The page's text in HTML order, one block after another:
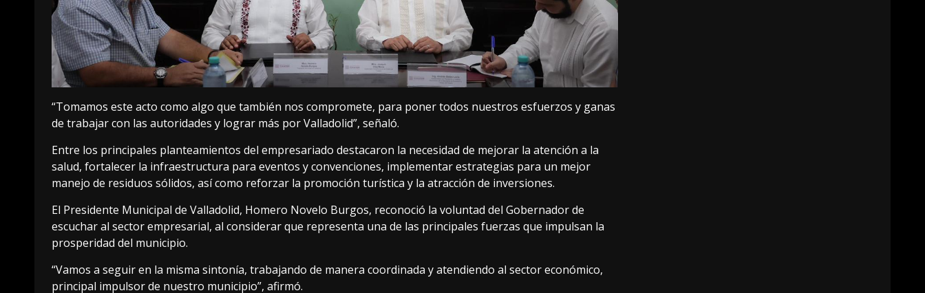
“Tomamos este acto como algo que también nos compromete, para poner todos nuestros esfuerzos y ganas
de trabajar con las autoridades y lograr más por Valladolid”, señaló.
Entre los principales planteamientos del empresariado destacaron la necesidad de mejorar la atención a la
salud, fortalecer la infraestructura para eventos y convenciones, implementar estrategias para un mejor
manejo de residuos sólidos, así como reforzar la promoción turística y la atracción de inversiones.
El Presidente Municipal de Valladolid, Homero Novelo Burgos, reconoció la voluntad del Gobernador de
escuchar al sector empresarial, al considerar que representa una de las principales fuerzas que impulsan la
prosperidad del municipio.
“Vamos a seguir en la misma sintonía, trabajando de manera coordinada y atendiendo al sector económico,
principal impulsor de nuestro municipio”, afirmó.